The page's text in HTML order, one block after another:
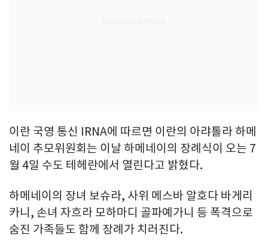
이란 국영 통신 IRNA에 따르면 이란의 아랴톨라 하메
네이 추모위원회는 이날 하메네이의 장례식이 오는 7
월 4일 수도 테헤란에서 열린다고 밝혔다.
하메네이의 장녀 보슈라, 사위 메스바 알호다 바게리
카니, 손녀 자흐라 모하마디 골파예가니 등 폭격으로
숨진 가족들도 함께 장례가 치러진다.